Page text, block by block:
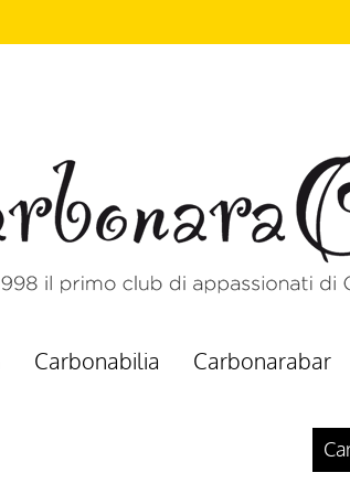
Carbonabilia Carbonarabar